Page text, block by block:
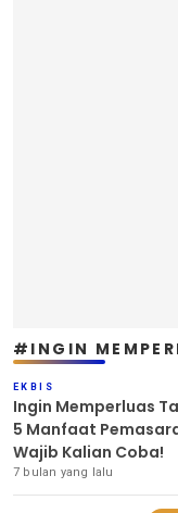
#INGIN
EKBIS
Ingin Memperluas
5 Manfaat
Wajib Kalian Coba!
7 bulan yang lalu